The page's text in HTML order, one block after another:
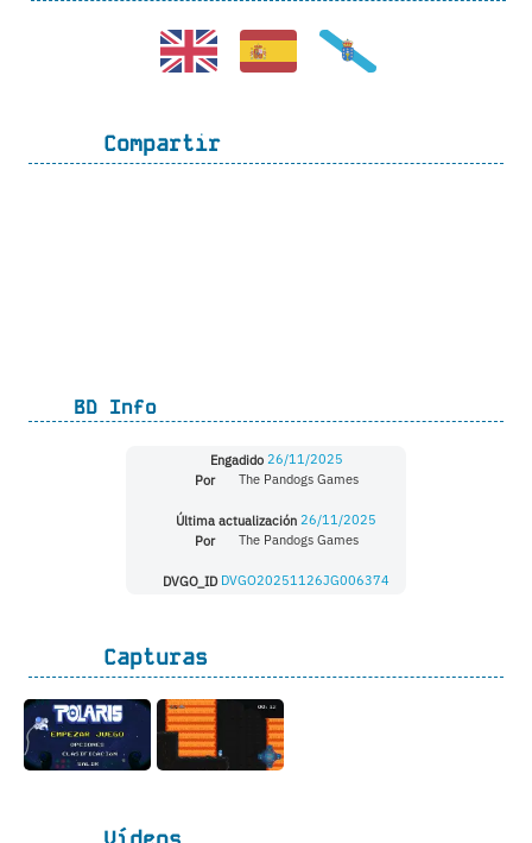
Compartir
BD Info
Engadido 26/11/2025
Por
The Pandogs Games
Última actualización 26/11/2025
Por
The Pandogs Games
DVGO_ID DVGO20251126JG006374
Capturas